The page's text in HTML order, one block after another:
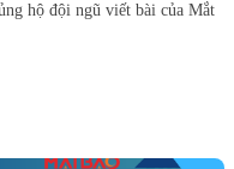
hộ đội ngũ viết bài của Mắt